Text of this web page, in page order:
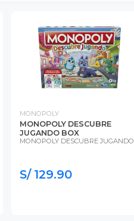
MONOPOLY
MONOPOLY DESCUBRE
JUGANDO BOX
MONOPOLY DESCUBRE JUGANDO
S/ 129.90